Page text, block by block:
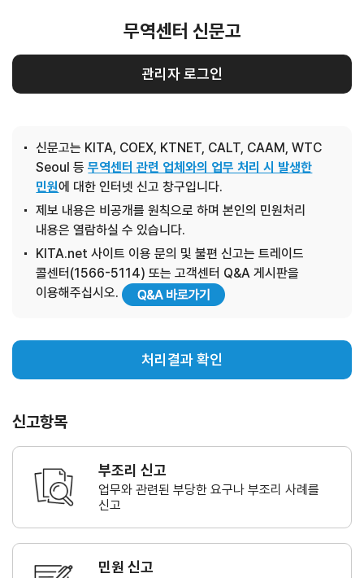
무역센터 신문고
관리자 로그인
신문고는 KITA, COEX, KTNET, CALT, CAAM, WTC
Seoul 등무역센터 관련 업체와의 업무 처리 시 발생한
민원에 대한 인터넷 신고 창구입니다.
제보 내용은 비공개를 원칙으로 하며 본인의 민원처리
내용은 열람하실 수 있습니다.
KITA.net 사이트 이용 문의 및 불편 신고는 트레이드
콜센터(1566-5114) 또는 고객센터 Q&A 게시판을
이용해주십시오.
처리결과 확인
신고항목
부조리 신고
업무와 관련된 부당한 요구나 부조리 사례를
신고
민원 신고